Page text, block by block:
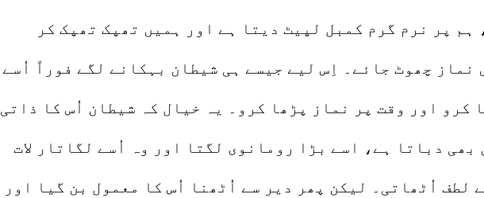
ہم پر نرم گرم کمبل لپیٹ دیتا ہے اور ہمیں تھپک تھپک کر
نماز چھوٹ جائے۔ اِس لیے جیسے ہی شیطان بہکانے لگے فوراً اُسے
کرو اور وقت پر نماز پڑھا کرو۔ یہ خیال کہ شیطان اُس کا ذاتی
بھی دباتا ہے، اسے بڑا رومانوی لگتا اور وہ اُسے لگاتار لات
لطف اُٹھاتی۔ لیکن پھر دیر سے اُٹھنا اُس کا معمول بن گیا اور